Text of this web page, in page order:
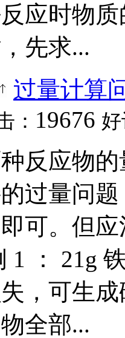
应时物
先求...
过量计算
： 19676
反应物
过量问
可。但
1 ： 21g
，可生
全部...